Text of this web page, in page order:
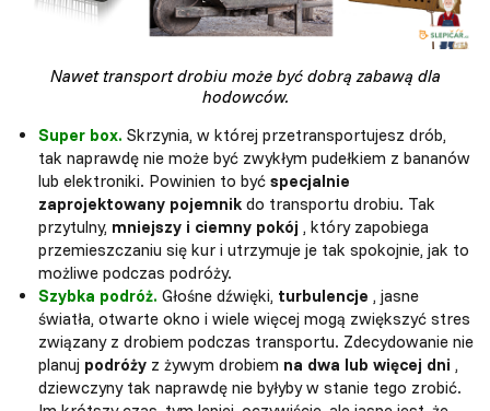
Nawet transport drobiu może być dobrą zabawą dla
hodowców.
Super box. Skrzynia, w której przetransportujesz drób,
tak naprawdę nie może być zwykłym pudełkiem z bananów
lub elektroniki. Powinien to być specjalnie
zaprojektowany pojemnik do transportu drobiu. Tak
przytulny, mniejszy i ciemny pokój , który zapobiega
przemieszczaniu się kur i utrzymuje je tak spokojnie, jak to
możliwe podczas podróży.
Szybka podróż. Głośne dźwięki, turbulencje , jasne
światła, otwarte okno i wiele więcej mogą zwiększyć stres
związany z drobiem podczas transportu. Zdecydowanie nie
planuj podróży z żywym drobiem na dwa lub więcej dni ,
dziewczyny tak naprawdę nie byłyby w stanie tego zrobić.